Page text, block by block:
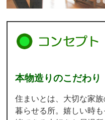
本物造りのこだわり
住まいとは、大切な家
暮らせる所。嬉しい時